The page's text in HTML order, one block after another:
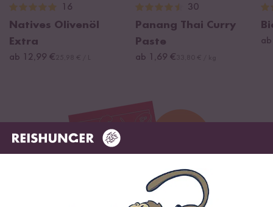
16
Natives Olivenöl
Extra
ab 12,99 €
30
Panang Thai Curry
Paste
ab 1,69 €